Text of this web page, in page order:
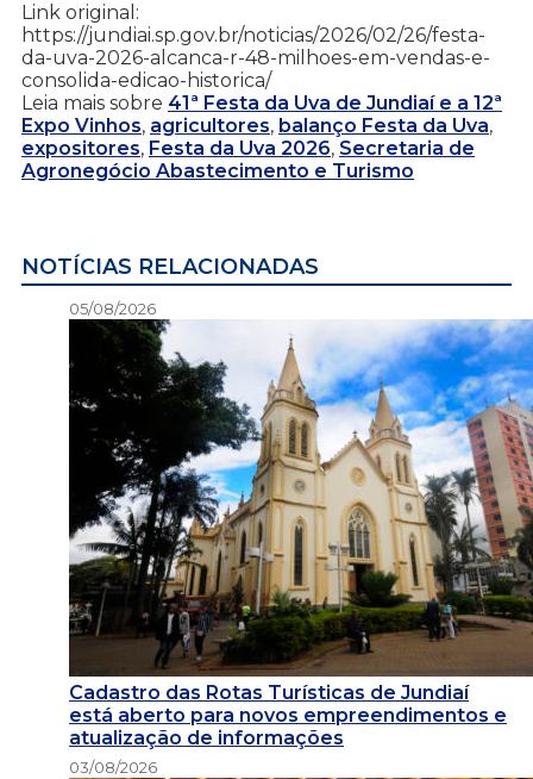
Link original:
https://jundiai.sp.gov.br/noticias/2026/02/26/festa-
da-uva-2026-alcanca-r-48-milhoes-em-vendas-e-
consolida-edicao-historica/
Leia mais sobre 41ª Festa da Uva de Jundiaí e a 12ª
Expo Vinhos, agricultores, balanço Festa da Uva,
expositores, Festa da Uva 2026, Secretaria de
Agronegócio Abastecimento e Turismo
NOTÍCIAS RELACIONADAS
05/08/2026
Cadastro das Rotas Turísticas de Jundiaí
está aberto para novos empreendimentos e
atualização de informações
03/08/2026